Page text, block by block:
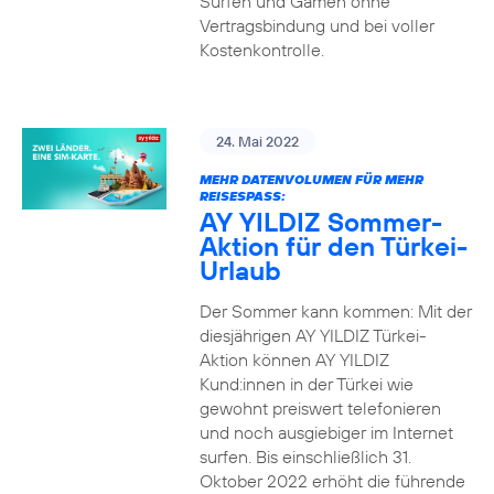
Vertragsbindung und bei voller
Kostenkontrolle.
24. Mai 2022
MEHR DATENVOLUMEN FÜR MEHR
REISESPASS:
AY YILDIZ Sommer-
Aktion für den Türkei-
Urlaub
Der Sommer kann kommen: Mit der
diesjährigen AY YILDIZ Türkei-
Aktion können AY YILDIZ
Kund:innen in der Türkei wie
gewohnt preiswert telefonieren
und noch ausgiebiger im Internet
surfen. Bis einschließlich 31.
Oktober 2022 erhöht die führende